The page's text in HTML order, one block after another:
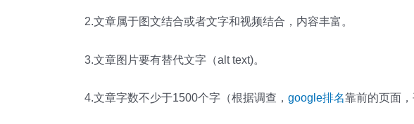
2.文章属于图文结合或者文字和视频结合，内容丰富。
3.文章图片要有替代文字（alt text)。
4.文章字数不少于1500个字（根据调查， google排名靠前的页面